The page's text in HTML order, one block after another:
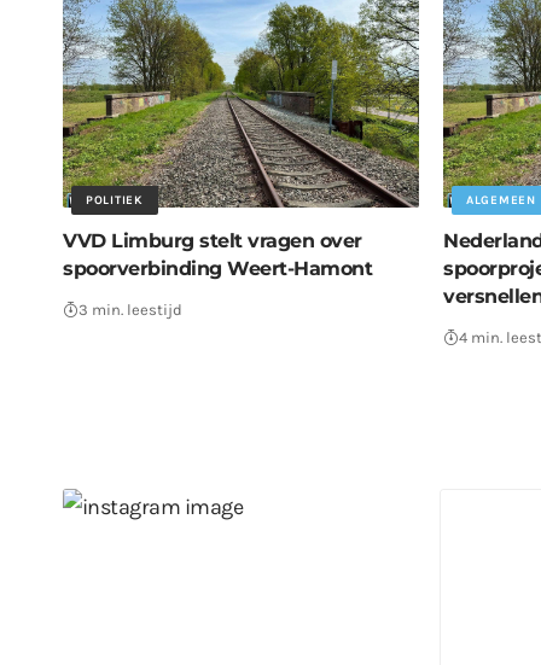
POLITIEK
VVD Limburg stelt vragen over
spoorverbinding Weert-Hamont
3 min. leestijd
ALGEMEEN
4 min.